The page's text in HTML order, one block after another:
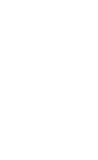
施意见》
道购买
卫健委权威解答！
全部纳入医保